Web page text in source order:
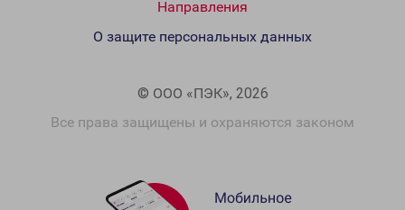
Направления
© ООО «ПЭК», 2026
Все права защищены и охраняются законом
О защите персональных данных